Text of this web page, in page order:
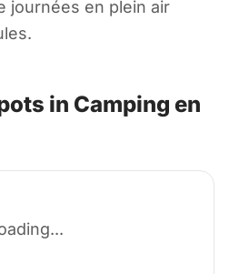
journées en plein air
in Camping en